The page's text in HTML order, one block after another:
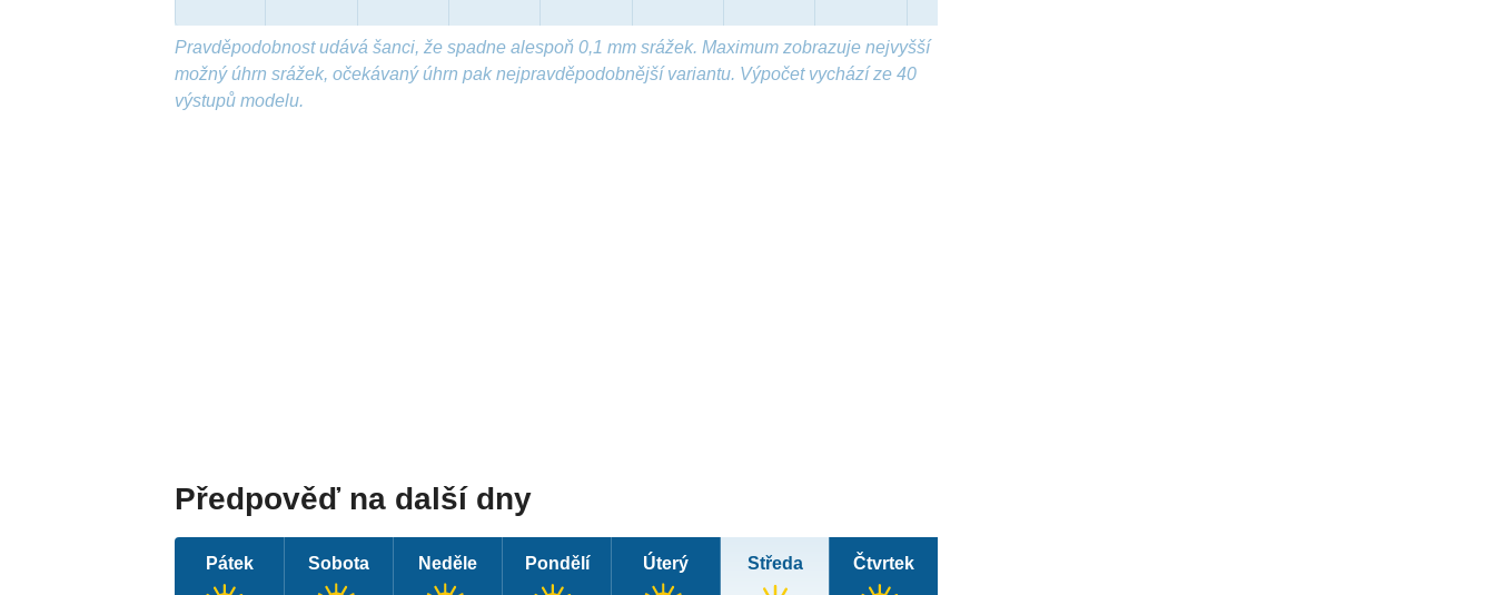
Pravděpodobnost udává šanci, že spadne alespoň 0,1 mm srážek. Maximum zobrazuje nejvyšší
možný úhrn srážek, očekávaný úhrn pak nejpravděpodobnější variantu. Výpočet vychází ze 40
výstupů modelu.
Předpověď na další dny
Pátek Sobota Neděle Pondělí Úterý Středa Čtvrtek